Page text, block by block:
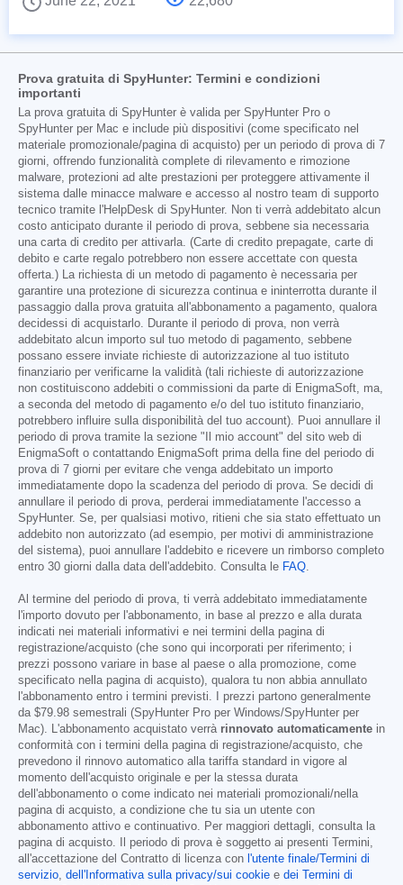
Prova gratuita di SpyHunter: Termini e condizioni
importanti
La prova gratuita di SpyHunter è valida per SpyHunter Pro o
SpyHunter per Mac e include più dispositivi (come specificato nel
materiale promozionale/pagina di acquisto) per un periodo di prova di 7
giorni, offrendo funzionalità complete di rilevamento e rimozione
malware, protezioni ad alte prestazioni per proteggere attivamente il
sistema dalle minacce malware e accesso al nostro team di supporto
tecnico tramite l'HelpDesk di SpyHunter. Non ti verrà addebitato alcun
costo anticipato durante il periodo di prova, sebbene sia necessaria
una carta di credito per attivarla. (Carte di credito prepagate, carte di
debito e carte regalo potrebbero non essere accettate con questa
offerta.) La richiesta di un metodo di pagamento è necessaria per
garantire una protezione di sicurezza continua e ininterrotta durante il
passaggio dalla prova gratuita all'abbonamento a pagamento, qualora
decidessi di acquistarlo. Durante il periodo di prova, non verrà
addebitato alcun importo sul tuo metodo di pagamento, sebbene
possano essere inviate richieste di autorizzazione al tuo istituto
finanziario per verificarne la validità (tali richieste di autorizzazione
non costituiscono addebiti o commissioni da parte di EnigmaSoft, ma,
a seconda del metodo di pagamento e/o del tuo istituto finanziario,
potrebbero influire sulla disponibilità del tuo account). Puoi annullare il
periodo di prova tramite la sezione "Il mio account" del sito web di
EnigmaSoft o contattando EnigmaSoft prima della fine del periodo di
prova di 7 giorni per evitare che venga addebitato un importo
immediatamente dopo la scadenza del periodo di prova. Se decidi di
annullare il periodo di prova, perderai immediatamente l'accesso a
SpyHunter. Se, per qualsiasi motivo, ritieni che sia stato effettuato un
addebito non autorizzato (ad esempio, per motivi di amministrazione
del sistema), puoi annullare l'addebito e ricevere un rimborso completo
entro 30 giorni dalla data dell'addebito. Consulta le FAQ.
Al termine del periodo di prova, ti verrà addebitato immediatamente
l'importo dovuto per l'abbonamento, in base al prezzo e alla durata
indicati nei materiali informativi e nei termini della pagina di
registrazione/acquisto (che sono qui incorporati per riferimento; i
prezzi possono variare in base al paese o alla promozione, come
specificato nella pagina di acquisto), qualora tu non abbia annullato
l'abbonamento entro i termini previsti. I prezzi partono generalmente
da $79.98 semestrali (SpyHunter Pro per Windows/SpyHunter per
Mac). L'abbonamento acquistato verrà rinnovato automaticamente in
conformità con i termini della pagina di registrazione/acquisto, che
prevedono il rinnovo automatico alla tariffa standard in vigore al
momento dell'acquisto originale e per la stessa durata
dell'abbonamento o come indicato nei materiali promozionali/nella
pagina di acquisto, a condizione che tu sia un utente con
abbonamento attivo e continuativo. Per maggiori dettagli, consulta la
pagina di acquisto. Il periodo di prova è soggetto ai presenti Termini,
all'accettazione del Contratto di licenza con l'utente finale/Termini di
servizio, dell'Informativa sulla privacy/sui cookie e dei Termini di